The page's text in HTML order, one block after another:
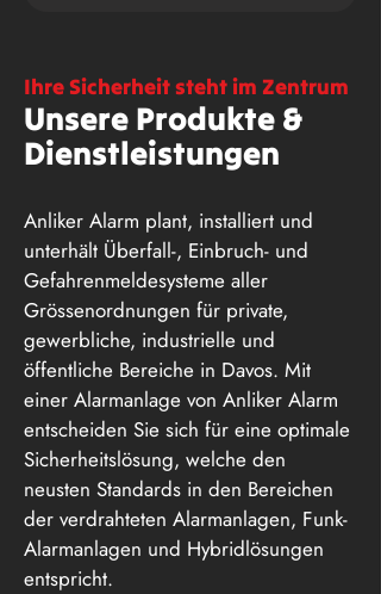
Ihre Sicherheit steht im Zentrum
Unsere Produkte &
Dienstleistungen
Anliker Alarm plant, installiert und
unterhält Überfall-, Einbruch- und
Gefahrenmeldesysteme aller
Grössenordnungen für private,
gewerbliche, industrielle und
öffentliche Bereiche in Davos. Mit
einer Alarmanlage von Anliker Alarm
entscheiden Sie sich für eine optimale
Sicherheitslösung, welche den
neusten Standards in den Bereichen
der verdrahteten Alarmanlagen, Funk-
Alarmanlagen und Hybridlösungen
entspricht.